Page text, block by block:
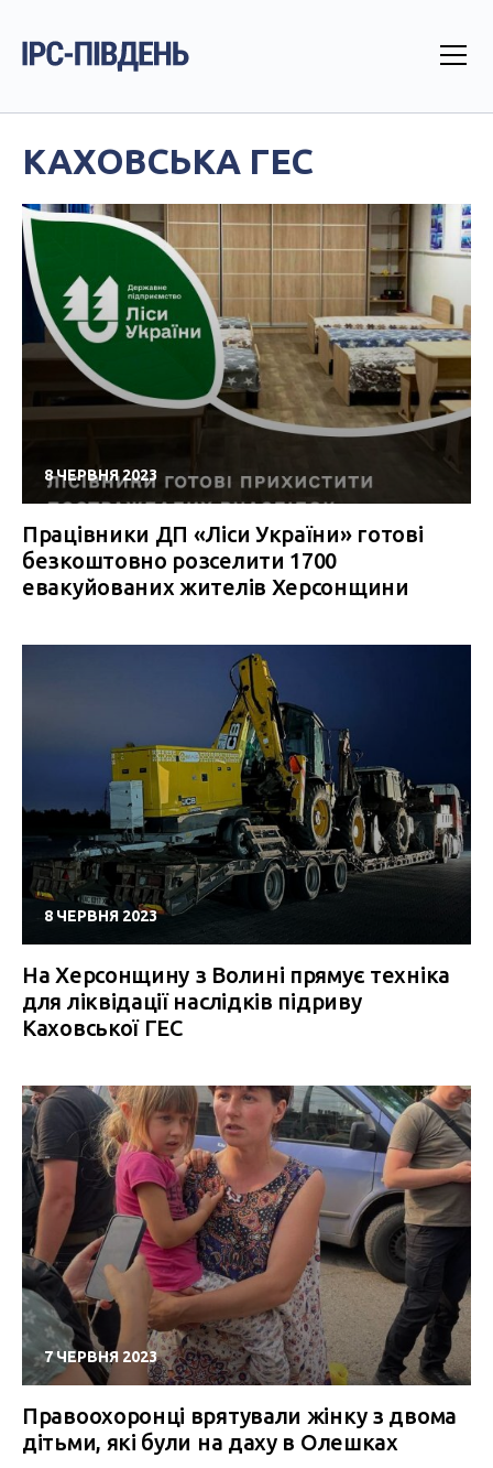
КАХОВСЬКА ГЕС
8 ЧЕРВНЯ 2023
Працівники ДП «Ліси України» готові
безкоштовно розселити 1700
евакуйованих жителів Херсонщини
8 ЧЕРВНЯ 2023
На Херсонщину з Волині прямує техніка
для ліквідації наслідків підриву
Каховської ГЕС
7 ЧЕРВНЯ 2023
Правоохоронці врятували жінку з двома
дітьми, які були на даху в Олешках